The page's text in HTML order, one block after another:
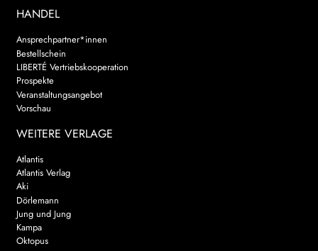
HANDEL
Ansprechpartner*innen
Bestellschein
LIBERTÉ Vertriebskooperation
Prospekte
Veranstaltungsangebot
Vorschau
WEITERE VERLAGE
Atlantis
Atlantis Verlag
Aki
Dörlemann
Jung und Jung
Kampa
Oktopus